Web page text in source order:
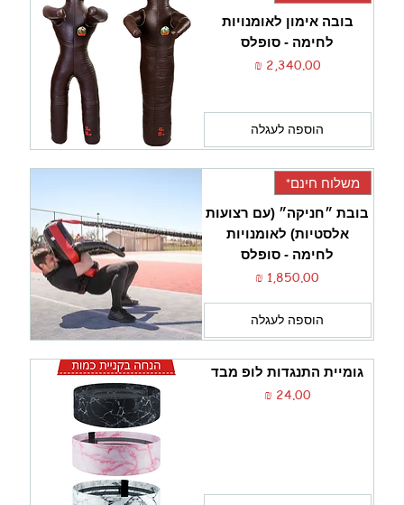
בובה אימון לאומנויות
לחימה - סופלס
מחיר
הוספה לעגלה
משלוח חינם*
בובת ״חניקה״ (עם רצועות
אלסטיות) לאומנויות
לחימה - סופלס
מחיר
הוספה לעגלה
גומיית התנגדות לופ מבד
מחיר